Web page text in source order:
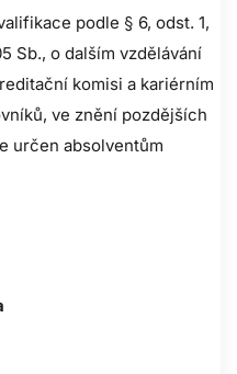
podle § 6, odst. 1,
Sb., o dalším vzdělávání
komisi a kariérním
ve znění pozdějších
určen absolventům